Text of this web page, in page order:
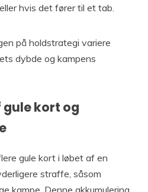
hvis det fører til et tab.
på holdstrategi variere
dybde og kampens
kort og
gule kort i løbet af en
straffe, såsom